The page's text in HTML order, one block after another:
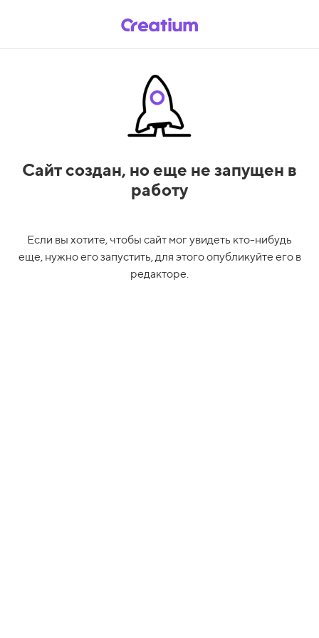
Сайт создан, но еще не запущен в
работу
Если вы хотите, чтобы сайт мог увидеть кто-нибудь
еще, нужно его запустить, для этого опубликуйте его в
редакторе.